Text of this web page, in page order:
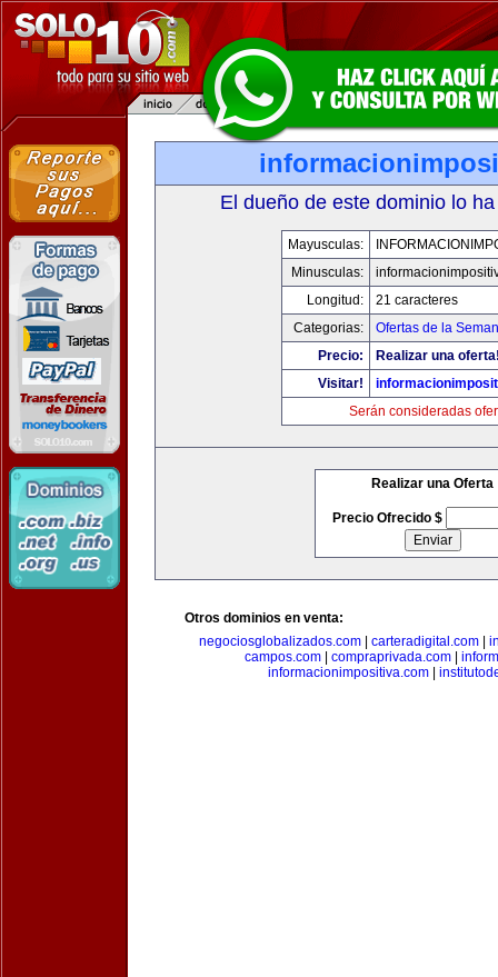
El dueño de este dominio lo
Mayusculas:
Minusculas:
Longitud:
21 caracteres
Categorias:
Ofertas de la
Precio:
Realizar una
Visitar!
Serán consideradas
Realizar una Oferta
Precio Ofrecido $
Otros dominios en venta:
negociosglobalizados.com
carteradigital.com
campos.com
compraprivada.com
informacionimpositiva.com